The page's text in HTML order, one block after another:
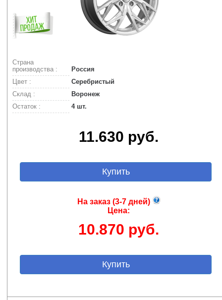
Страна
производства :
Россия
Цвет :
Серебристый
Склад :
Воронеж
Остаток :
4 шт.
11.630 руб.
Купить
На заказ (3-7 дней)
Цена:
10.870 руб.
Купить